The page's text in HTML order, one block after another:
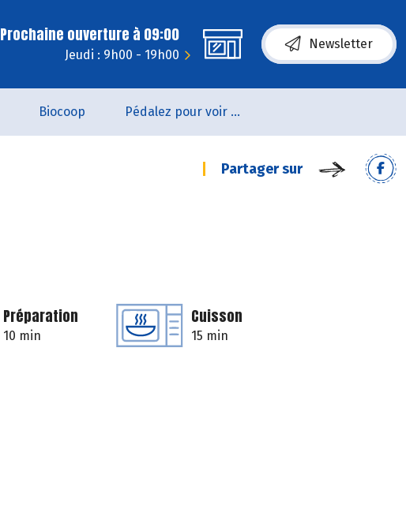
Prochaine ouverture à 09:00
Jeudi : 9h00 - 19h00
Newsletter
Biocoop Pédalez pour voir un film !
Partager sur
Préparation
10 min
Cuisson
15 min